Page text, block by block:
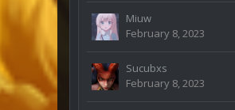
Miuw
February 8, 2023
Sucubxs
February 8, 2023